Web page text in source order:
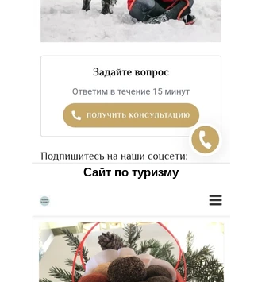
Сайт по туризму